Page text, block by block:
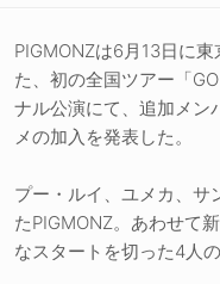
PIGMONZは6月13日に
た、初の全国ツアー「
ナル公演にて、追加メン
メの加入を発表した。
プー・ルイ、ユメカ、サ
たPIGMONZ。あわせて
なスタートを切った4人